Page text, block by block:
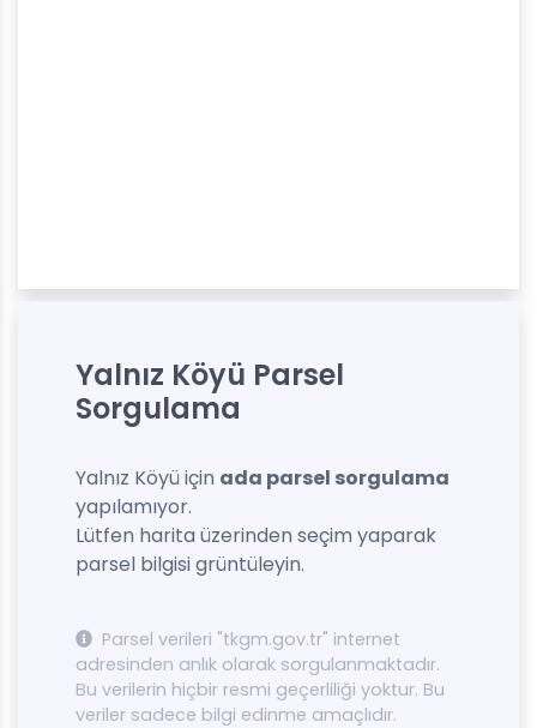
Yalnız Köyü Parsel
Sorgulama
Yalnız Köyü için ada parsel sorgulama
yapılamıyor.
Lütfen harita üzerinden seçim yaparak
parsel bilgisi grüntüleyin.
Parsel verileri "tkgm.gov.tr" internet
adresinden anlık olarak sorgulanmaktadır.
Bu verilerin hiçbir resmi geçerliliği yoktur. Bu
veriler sadece bilgi edinme amaçlıdır.